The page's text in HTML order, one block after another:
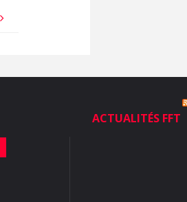
ACTUALITÉS FFT